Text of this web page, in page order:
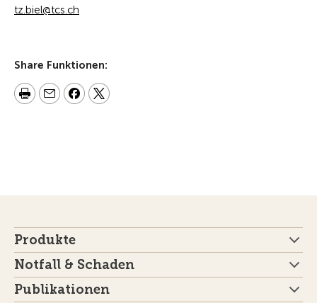
tz.biel@tcs.ch
Share Funktionen:
Produkte
Notfall & Schaden
Publikationen